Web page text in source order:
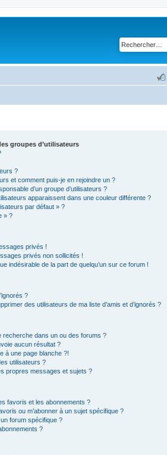
groupes d’utilisateurs
?
et comment puis-je en rejoindre un ?
d’un groupe d’utilisateurs ?
apparaissent dans une couleur différente ?
par défaut » ?
» ?
privés !
privés non sollicités !
indésirable de la part de quelqu’un sur ce forum !
?
des utilisateurs de ma liste d’amis et d’ignorés ?
recherche dans un ou des forums ?
aucun résultat ?
à une page blanche ?!
utilisateurs ?
propres messages et sujets ?
favoris et les abonnements ?
ou m’abonner à un sujet spécifique ?
forum spécifique ?
?